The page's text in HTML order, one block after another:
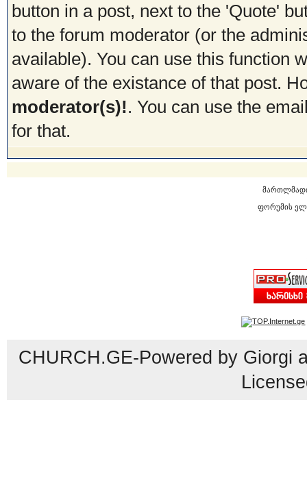
button in a post, next to the 'Quote'
to the forum moderator (or the
available). You can use this function
aware of the existance of that post.
moderator(s)!. You can use the
for that.
ფორუმის
CHURCH.GE-Powered by Giorgi